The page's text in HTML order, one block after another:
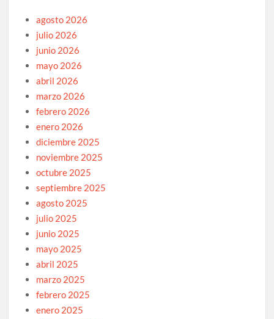
agosto 2026
julio 2026
junio 2026
mayo 2026
abril 2026
marzo 2026
febrero 2026
enero 2026
diciembre 2025
noviembre 2025
octubre 2025
septiembre 2025
agosto 2025
julio 2025
junio 2025
mayo 2025
abril 2025
marzo 2025
febrero 2025
enero 2025